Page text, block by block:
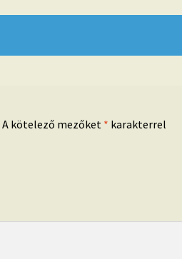
A kötelező mezőket * karakterrel